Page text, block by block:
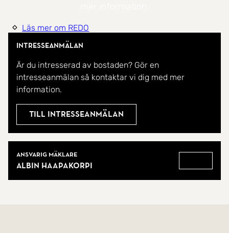
växter och loungemöbler.
Med en smart planlösning och gott om ytor är
detta en bostad som passar perfekt för både
barnfamiljen och dig som vill ha extra rum för
kontor eller hobby.
Läs mer om REDO
Intresseanmälan
Är du intresserad av bostaden? Gör en
intresseanmälan så kontaktar vi dig med mer
information.
Till intresseanmälan
Ansvarig mäklare
Albin Haapakorpi